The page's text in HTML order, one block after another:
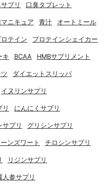
プリ 口臭タブレット
ニキュア 青汁 オートミール
ロテイン プロテインシェイカー
キ BCAA HMBサプリメント
ダイエットスリッパ
イヌリンサプリ
リ にんにくサプリ
サプリ グリシンサプリ
ンズワート チロシンサプリ
リジンサプリ
人参サプリ